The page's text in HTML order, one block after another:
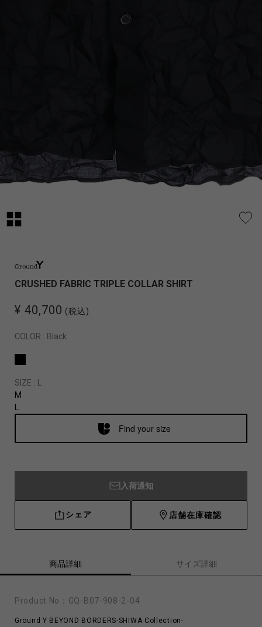
CRUSHED FABRIC TRIPLE COLLAR SHIRT
¥ 40,700 (税込)
COLOR : Black
SIZE : L
M
L
Find your size
入荷通知
シェア 店舗在庫確認
商品詳細 サイズ詳細
Product No： GQ-B07-908-2-04
Ground Y BEYOND BORDERS-SHIWA Collection-